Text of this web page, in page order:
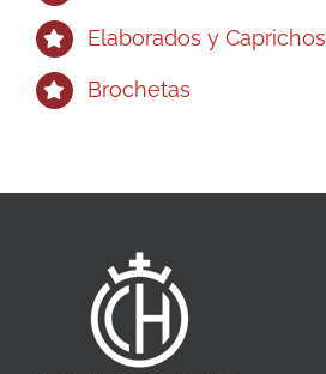
Elaborados y Caprichos
Brochetas